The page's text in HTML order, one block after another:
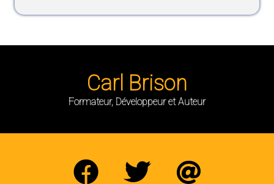
Carl Brison
Formateur, Développeur et Auteur